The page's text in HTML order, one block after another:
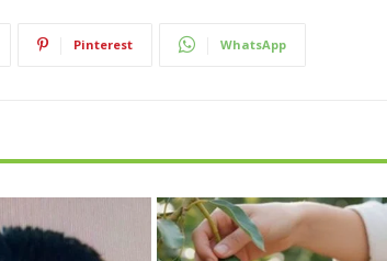
Pinterest WhatsApp